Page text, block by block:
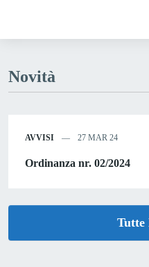
Novità
AVVISI 27 MAR 24
Ordinanza nr. 02/2024
Tutte